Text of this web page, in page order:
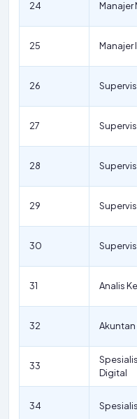
24 Manajer
25 Manajer
26
27
28
29
30
31 Analis
32 Akuntan
33
Digital
34